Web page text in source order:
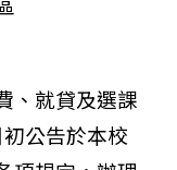
、就貸及選課
公告於本校